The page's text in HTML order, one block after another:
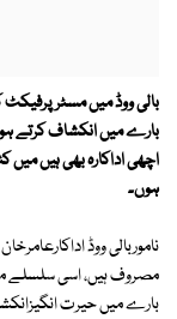
بالی ووڈ میں مسٹر پرفیکٹ
بارے میں انکشاف کرتے
اچھی اداکارہ بھی ہیں
ہوں۔
ناموربالی ووڈ
مصروف ہیں، اسی سلسلے
بارے میں حیرت